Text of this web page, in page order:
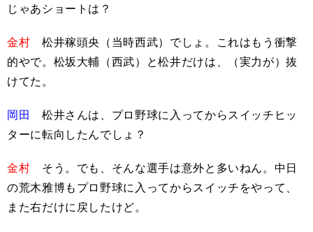
じゃあショートは？
金村 松井稼頭央（当時西武）でしょ。これはもう衝撃
的やで。松坂大輔（西武）と松井だけは、（実力が）抜
けてた。
岡田
松井さんは、プロ野球に入ってからスイッチヒッ
ターに転向したんでしょ？
金村 そう。でも、そんな選手は意外と多いねん。中日
の荒木雅博もプロ野球に入ってからスイッチをやって、
また右だけに戻したけど。